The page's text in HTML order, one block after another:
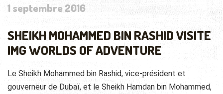
1 septembre 2016
SHEIKH MOHAMMED BIN RASHID VISITE
IMG WORLDS OF ADVENTURE
Le Sheikh Mohammed bin Rashid, vice-président et
gouverneur de Dubaï, et le Sheikh Hamdan bin Mohammed,